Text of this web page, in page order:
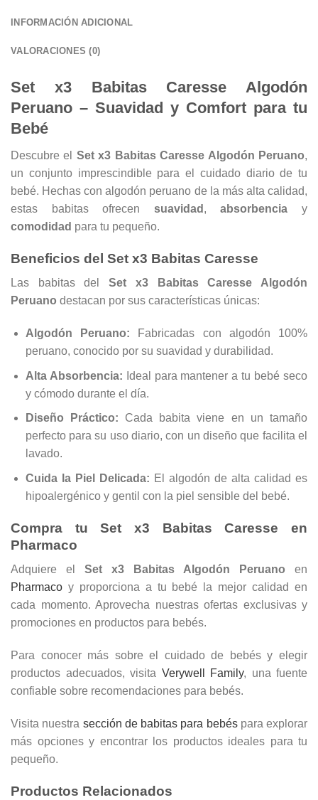
INFORMACIÓN ADICIONAL
VALORACIONES (0)
Set x3 Babitas Caresse Algodón
Peruano – Suavidad y Comfort para tu
Bebé
Descubre el Set x3 Babitas Caresse Algodón Peruano,
un conjunto imprescindible para el cuidado diario de tu
bebé. Hechas con algodón peruano de la más alta calidad,
estas babitas ofrecen suavidad ,absorbencia y
comodidad para tu pequeño.
Beneficios del Set x3 Babitas Caresse
Las babitas delSet x3 Babitas Caresse Algodón
Peruano destacan por sus características únicas:
Algodón Peruano: Fabricadas con algodón 100%
peruano, conocido por su suavidad y durabilidad.
Alta Absorbencia: Ideal para mantener a tu bebé seco
y cómodo durante el día.
Diseño Práctico: Cada babita viene en un tamaño
perfecto para su uso diario, con un diseño que facilita el
lavado.
Cuida la Piel Delicada: El algodón de alta calidad es
hipoalergénico y gentil con la piel sensible del bebé.
Compra tu Set x3 Babitas Caresse en
Pharmaco
Adquiere el Set x3 Babitas Algodón Peruano en
Pharmaco y proporciona a tu bebé la mejor calidad en
cada momento. Aprovecha nuestras ofertas exclusivas y
promociones en productos para bebés.
Para conocer más sobre el cuidado de bebés y elegir
productos adecuados, visita Verywell Family, una fuente
confiable sobre recomendaciones para bebés.
Visita nuestra sección de babitas para bebéspara explorar
más opciones y encontrar los productos ideales para tu
pequeño.
Productos Relacionados